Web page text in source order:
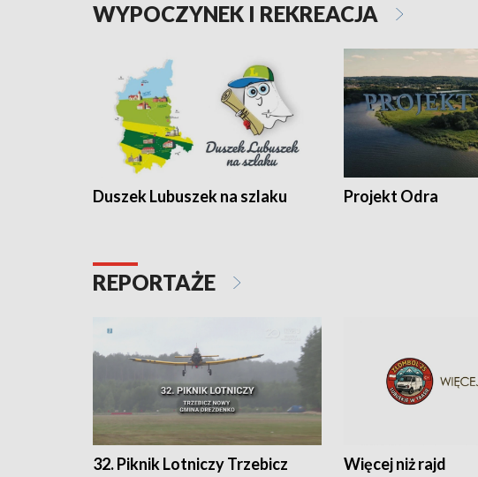
WYPOCZYNEK I REKREACJA
Duszek Lubuszek na szlaku Projekt Odra
REPORTAŻE
32. Piknik Lotniczy Trzebicz
Więcej niż rajd